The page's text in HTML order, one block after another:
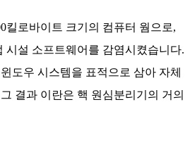
킬로바이트 크기의 컴퓨터 웜으로,
시설 소프트웨어를 감염시켰습니다.
도우 시스템을 표적으로 삼아 자체
결과 이란은 핵 원심분리기의 거의